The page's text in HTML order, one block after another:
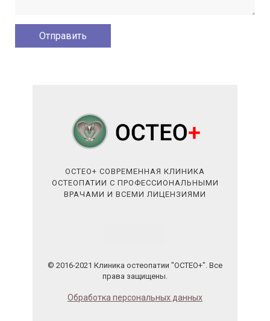
ОСТЕО+ СОВРЕМЕННАЯ КЛИНИКА
ОСТЕОПАТИИ С ПРОФЕССИОНАЛЬНЫМИ
ВРАЧАМИ И ВСЕМИ ЛИЦЕНЗИЯМИ
© 2016-2021 Клиника остеопатии "ОСТЕО+". Все
права защищены.
Обработка персональных данных